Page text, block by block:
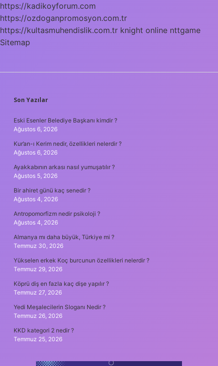
https://kadikoyforum.com
https://ozdoganpromosyon.com.tr
https://kultasmuhendislik.com.tr knight online nttgame
Sitemap
SIDEBAR
Son Yazılar
Eski Esenler Belediye Başkanı kimdir ?
Ağustos 6, 2026
Kur’an-ı Kerim nedir, özellikleri nelerdir ?
Ağustos 6, 2026
Ayakkabının arkası nasıl yumuşatılır ?
Ağustos 5, 2026
Bir ahiret günü kaç senedir ?
Ağustos 4, 2026
Antropomorfizm nedir psikoloji ?
Ağustos 4, 2026
Almanya mı daha büyük, Türkiye mi ?
Temmuz 30, 2026
Yükselen erkek Koç burcunun özellikleri nelerdir ?
Temmuz 29, 2026
Köprü diş en fazla kaç dişe yapılır ?
Temmuz 27, 2026
Yedi Meşalecilerin Sloganı Nedir ?
Temmuz 26, 2026
KKD kategori 2 nedir ?
Temmuz 25, 2026